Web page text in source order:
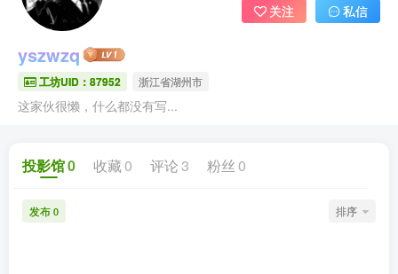
yszwzq
工坊UID：87952 浙江省湖州市
这家伙很懒，什么都没有写...
关注 私信
投影馆0 收藏 0 评论 3 粉丝 0
发布 0 排序